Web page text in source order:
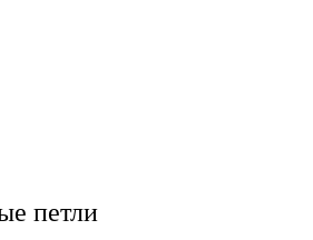
петли